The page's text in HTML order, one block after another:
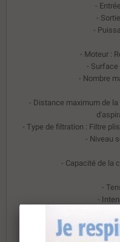
-
-
-
- Moteur :
- Surface
- Nombre
- Distance maximum de
- Type de filtration : Filtre
- Niveau
- Capacité de la
-
-
-
-
-